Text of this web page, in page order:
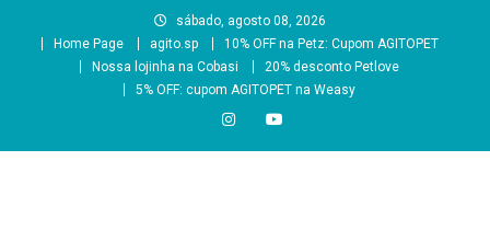
sábado, agosto 08, 2026
Home Page
agito.sp
10% OFF na Petz: Cupom AGITOPET
Nossa lojinha na Cobasi
20% desconto Petlove
5% OFF: cupom AGITOPET na Weasy